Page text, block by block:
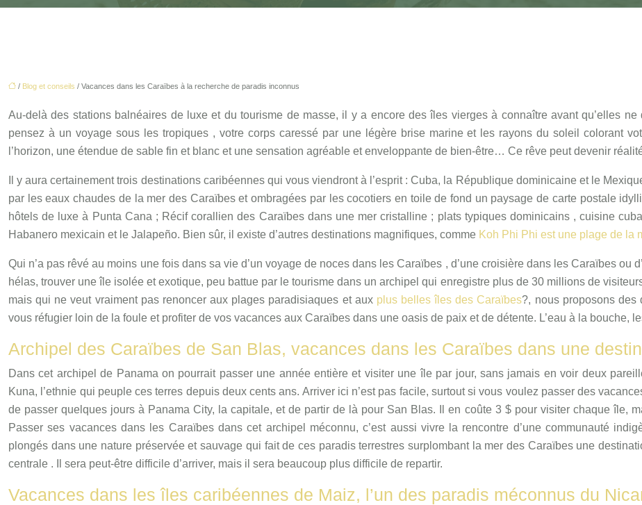
/ Blog et conseils / Vacances dans les Caraïbes à la recherche de paradis inconnus
Au-delà des stations balnéaires de luxe et du tourisme de masse, il y a encore des îles vierges à connaître avant qu’elles
pensez à un voyage sous les tropiques , votre corps caressé par une légère brise marine et les rayons du soleil colorant
l’horizon, une étendue de sable fin et blanc et une sensation agréable et enveloppante de bien-être… Ce rêve peut devenir
Il y aura certainement trois destinations caribéennes qui vous viendront à l’esprit : Cuba, la République dominicaine et le
par les eaux chaudes de la mer des Caraïbes et ombragées par les cocotiers en toile de fond un paysage de carte postale
hôtels de luxe à Punta Cana ; Récif corallien des Caraïbes dans une mer cristalline ; plats typiques dominicains , cuisine
Habanero mexicain et le Jalapeño. Bien sûr, il existe d’autres destinations magnifiques, comme Koh Phi Phi est une plage de la
Qui n’a pas rêvé au moins une fois dans sa vie d’un voyage de noces dans les Caraïbes , d’une croisière dans les Caraïbes ou
hélas, trouver une île isolée et exotique, peu battue par le tourisme dans un archipel qui enregistre plus de 30 millions de
mais qui ne veut vraiment pas renoncer aux plages paradisiaques et aux plus belles îles des Caraïbes?, nous proposons des
vous réfugier loin de la foule et profiter de vos vacances aux Caraïbes dans une oasis de paix et de détente. L’eau à la bouche,
Archipel des Caraïbes de San Blas, vacances dans les Caraïbes dans une
Dans cet archipel de Panama on pourrait passer une année entière et visiter une île par jour, sans jamais en voir deux
Kuna, l’ethnie qui peuple ces terres depuis deux cents ans. Arriver ici n’est pas facile, surtout si vous voulez passer des
de passer quelques jours à Panama City, la capitale, et de partir de là pour San Blas. Il en coûte 3 $ pour visiter chaque île,
Passer ses vacances dans les Caraïbes dans cet archipel méconnu, c’est aussi vivre la rencontre d’une communauté
plongés dans une nature préservée et sauvage qui fait de ces paradis terrestres surplombant la mer des Caraïbes une
centrale . Il sera peut-être difficile d’arriver, mais il sera beaucoup plus difficile de repartir.
Vacances dans les îles caribéennes de Maiz, l’un des paradis méconnus du